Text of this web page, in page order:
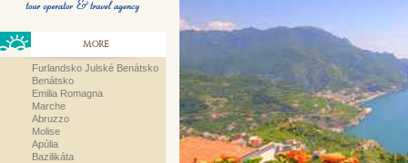
MORE
Furlandsko Julské Benátsko
Benátsko
Emilia Romagna
Marche
Abruzzo
Molise
Apúlia
Bazilikáta